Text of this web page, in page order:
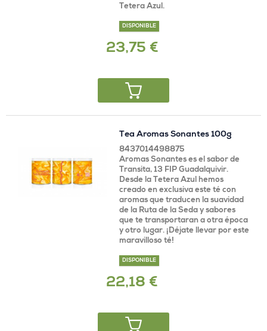
Tetera Azul.
DISPONIBLE
23,75 €
Tea Aromas Sonantes 100g
8437014498875
Aromas Sonantes es el sabor de
Transita, 13 FIP Guadalquivir.
Desde la Tetera Azul hemos
creado en exclusiva este té con
aromas que traducen la suavidad
de la Ruta de la Seda y sabores
que te transportaran a otra época
y otro lugar. ¡Déjate llevar por este
maravilloso té!
DISPONIBLE
22,18 €